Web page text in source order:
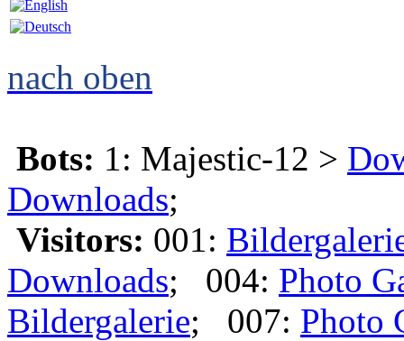
nach oben
Bots: 1: Majestic-12 >
Downloads;
Visitors: 001:
Downloads; 004: Photo
Bildergalerie; 007: Photo